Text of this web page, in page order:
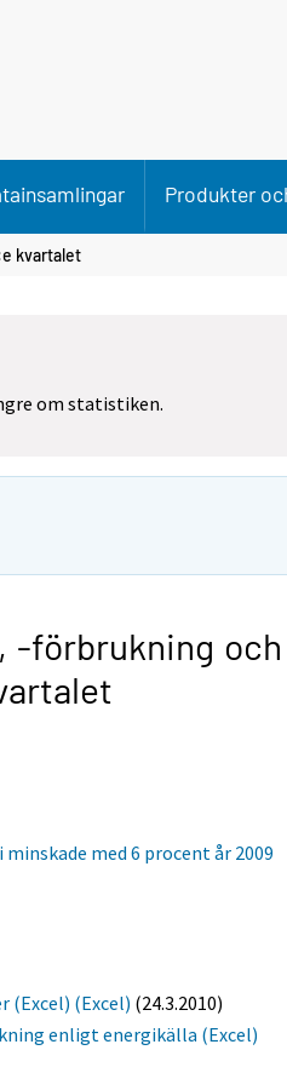
Produkter
kvartalet
om statistiken.
-förbrukning
med 6 procent år 2009
(Excel) (Excel) (24.3.2010)
enligt energikälla (Excel)